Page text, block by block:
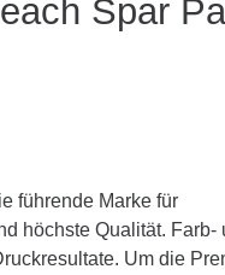
Spar
führende Marke für
höchste Qualität. Farb-
Um die